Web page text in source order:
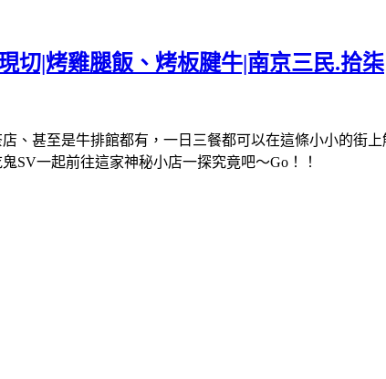
切|烤雞腿飯、烤板腱牛|南京三民.拾柒
甚至是牛排館都有，一日三餐都可以在這條小小的街
SV一起前往這家神秘小店一探究竟吧～Go！！